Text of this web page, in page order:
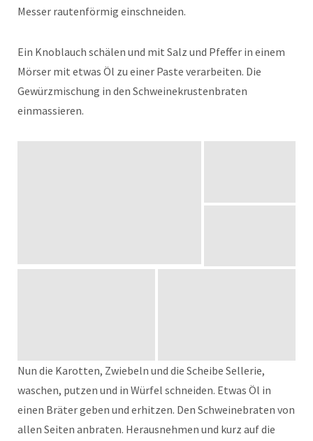
Messer rautenförmig einschneiden.
Ein Knoblauch schälen und mit Salz und Pfeffer in einem
Mörser mit etwas Öl zu einer Paste verarbeiten. Die
Gewürzmischung in den Schweinekrustenbraten
einmassieren.
Nun die Karotten, Zwiebeln und die Scheibe Sellerie,
waschen, putzen und in Würfel schneiden. Etwas Öl in
einen Bräter geben und erhitzen. Den Schweinebraten von
allen Seiten anbraten. Herausnehmen und kurz auf die